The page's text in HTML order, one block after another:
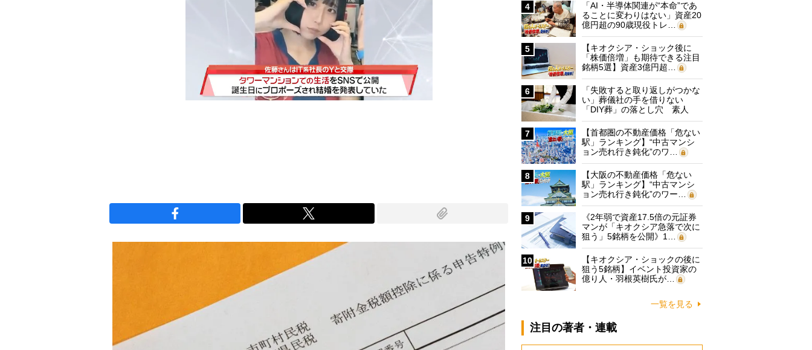
4
「AI・半導体関連が“本命”であ
ることに変わりはない」資産20
億円超の90歳現役トレ…
5
【キオクシア・ショック後に
「株価倍増」も期待できる注目
銘柄5選】資産3億円超…
6
「失敗すると取り返しがつかな
い」葬儀社の手を借りない
「DIY葬」の落とし穴 素人
に…
7
【首都圏の不動産価格「危ない
駅」ランキング】“中古マンシ
ョン売れ行き鈍化”のワ…
8
【大阪の不動産価格「危ない
駅」ランキング】“中古マンシ
ョン売れ行き鈍化”のワー…
9
《2年弱で資産17.5倍の元証券
マンが「キオクシア急落で次に
狙う」5銘柄を公開》1…
10
【キオクシア・ショックの後に
狙う5銘柄】イベント投資家の
億り人・羽根英樹氏が…
一覧を見る
注目の著者・連載